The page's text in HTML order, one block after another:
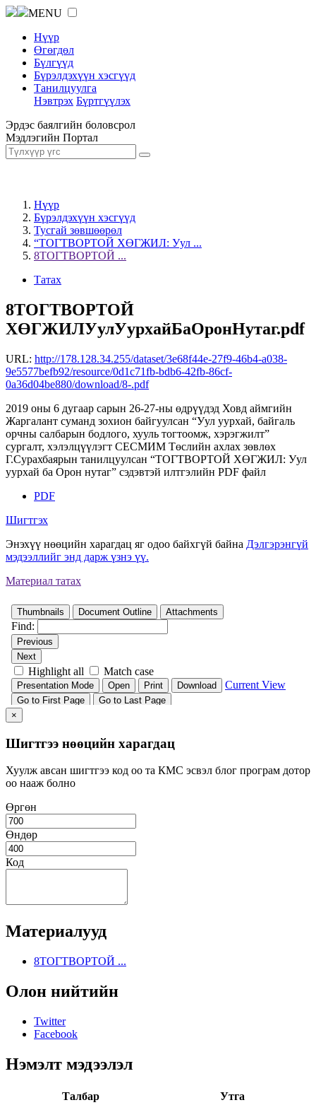
MENU
Нүүр
Өгөгдөл
Бүлгүүд
Бүрэлдэхүүн хэсгүүд
Танилцуулга
Нэвтрэх Бүртгүүлэх
Эрдэс баялгийн боловсрол
Мэдлэгийн Портал
Нүүр
Бүрэлдэхүүн хэсгүүд
Тусгай зөвшөөрөл
“ТОГТВОРТОЙ ХӨГЖИЛ: Уул ...
8ТОГТВОРТОЙ ...
Татах
8ТОГТВОРТОЙ
ХӨГЖИЛУулУурхайБаОронНутаг.pdf
URL: http://178.128.34.255/dataset/3e68f44e-27f9-46b4-a038-
9e5577befb92/resource/0d1c71fb-bdb6-42fb-86cf-
0a36d04be880/download/8-.pdf
2019 оны 6 дугаар сарын 26-27-ны өдрүүдэд Ховд аймгийн
Жаргалант суманд зохион байгуулсан “Уул уурхай, байгаль
орчны салбарын бодлого, хууль тогтоомж, хэрэгжилт”
сургалт, хэлэлцүүлэгт СЕСМИМ Төслийн ахлах зөвлөх
Г.Сурахбаярын танилцуулсан “ТОГТВОРТОЙ ХӨГЖИЛ: Уул
уурхай ба Орон нутаг” сэдэвтэй илтгэлийн PDF файл
PDF
Шигтгэх
Энэхүү нөөцийн харагдац яг одоо байхгүй байна Дэлгэрэнгүй
мэдээллийг энд дарж үзнэ үү.
Материал татах
×
Шигтгээ нөөцийн харагдац
Хуулж авсан шигтгээ код оо та КМС эсвэл блог програм дотор
оо нааж болно
Өргөн
Өндөр
Код
Материалууд
8ТОГТВОРТОЙ ...
Олон нийтийн
Twitter
Facebook
Нэмэлт мэдээлэл
Талбар
Утга